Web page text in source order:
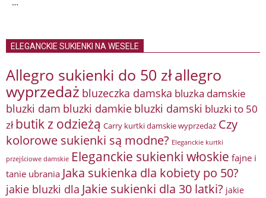
ELEGANCKIE SUKIENKI NA WESELE
Allegro sukienki do 50 złallegro
wyprzedaż bluzeczka damska bluzka damskie
bluzki dam bluzki damkie bluzki damski bluzki to 50
zł butik z odzieżą Carry kurtki damskie wyprzedaż Czy
kolorowe sukienki są modne? Eleganckie kurtki
przejściowe damskie Eleganckie sukienki włoskie fajne i
tanie ubrania Jaka sukienka dla kobiety po 50?
jakie bluzki dla Jakie sukienki dla 30 latki? jakie